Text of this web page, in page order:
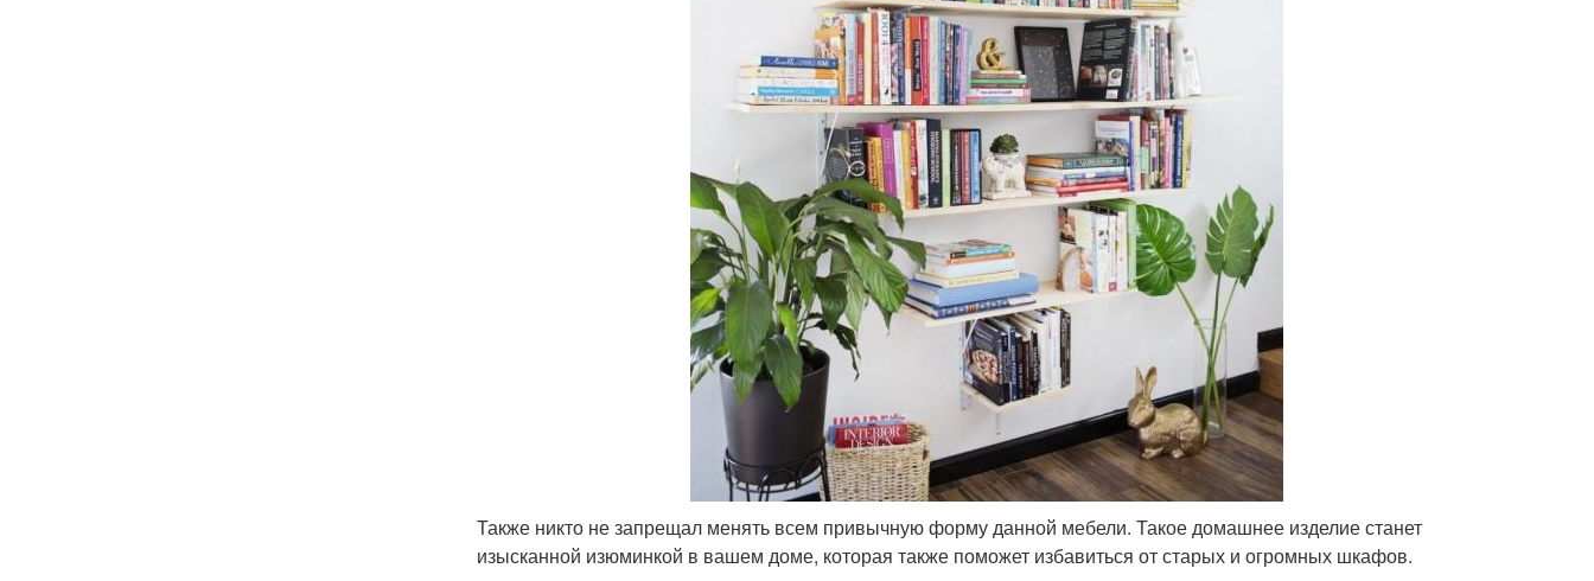
Также никто не запрещал менять всем привычную форму данной мебели. Такое домашнее изделие станет
изысканной изюминкой в вашем доме, которая также поможет избавиться от старых и огромных шкафов.